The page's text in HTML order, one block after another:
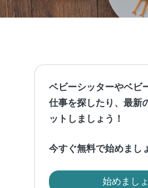
ベビーシッターやベビ
仕事を探したり、最新
ットしましょう！
今すぐ無料で始めまし
始めまし